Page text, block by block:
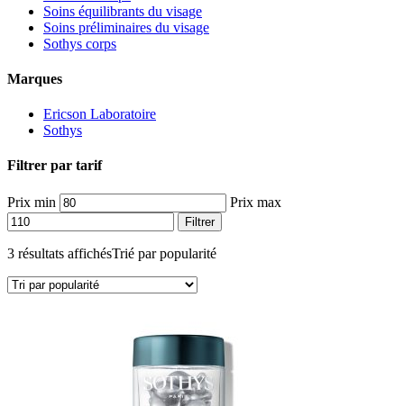
Soins équilibrants du visage
Soins préliminaires du visage
Sothys corps
Marques
Ericson Laboratoire
Sothys
Filtrer par tarif
Prix min Prix max
Filtrer
3 résultats affichésTrié par popularité